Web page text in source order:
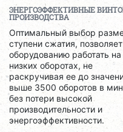
ЭНЕРГОЭФФЕКТИВНЫЕ
ПРОИЗВОДСТВА
Оптимальный выбор
ступени сжатия, позволяет
оборудованию работать на
низких оборотах, не
раскручивая ее до
выше 3500 оборотов в
без потери высокой
производительности и
энергоэффективности.